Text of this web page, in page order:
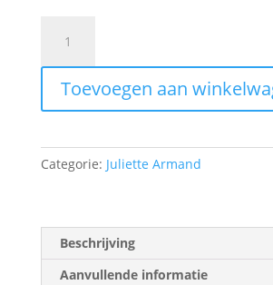
Serum
aantal
Toevoegen aan
Categorie: Juliette Armand
Beschrijving
Aanvullende informatie